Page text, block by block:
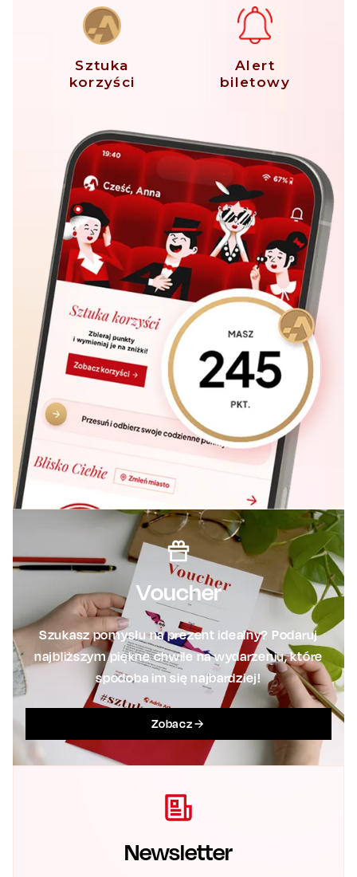
Sztuka
korzyści
Alert
biletowy
Voucher
Szukasz pomysłu na prezent idealny? Podaruj
najbliższym piękne chwile na wydarzeniu, które
spodoba im się najbardziej!
Zobacz
Newsletter